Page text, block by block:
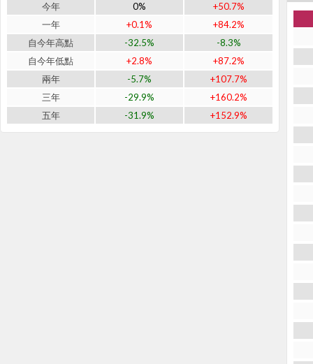
今年
0%
+50.7%
一年
+0.1%
+84.2%
自今年高點
-32.5%
-8.3%
自今年低點
+2.8%
+87.2%
兩年
-5.7%
+107.7%
三年
-29.9%
+160.2%
五年
-31.9% +152.9%